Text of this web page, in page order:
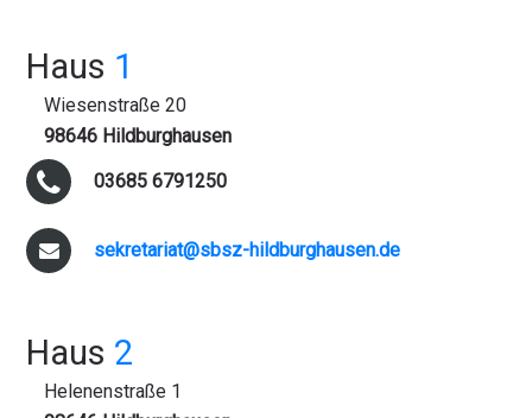
Haus 1
Wiesenstraße 20
98646 Hildburghausen
03685 6791250
sekretariat@sbsz-hildburghausen.de
Haus 2
Helenenstraße 1